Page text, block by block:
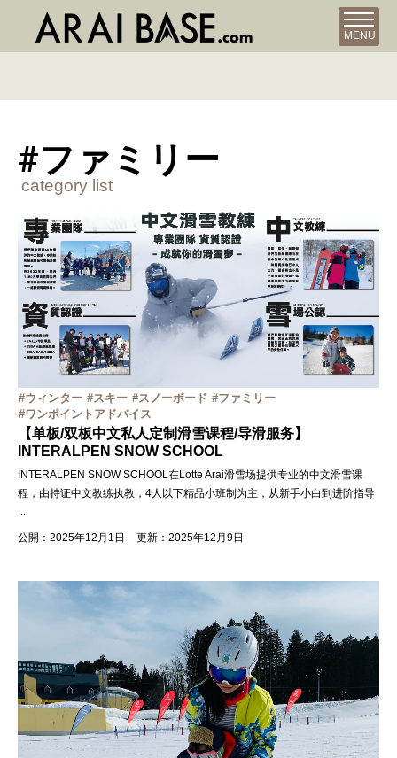
MENU
#ファミリー
category list
ウィンター スキー スノーボード
ファミリー
ワンポイントアドバイス
【单板/双板中文私人定制滑雪课程/导滑服务】
INTERALPEN SNOW SCHOOL
INTERALPEN SNOW SCHOOL在Lotte Arai滑雪场提供专业的中文滑雪课
程，由持证中文教练执教，4人以下精品小班制为主，从新手小白到进阶指导
公開：2025年12月1日 更新：2025年12月9日